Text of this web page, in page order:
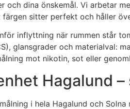
och dina önskemål. Vi arbetar
färgen sitter perfekt och håller
inflyttning när rummen står
glansgrader och materialval:
mot nikotin, sot eller
Hagalund
i hela Hagalund och